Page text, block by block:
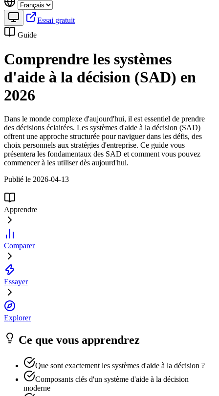
Essai gratuit
Guide
Comprendre les systèmes
d'aide à la décision (SAD) en
2026
Dans le monde complexe d'aujourd'hui, il est essentiel de prendre
des décisions éclairées. Les systèmes d'aide à la décision (SAD)
offrent une approche structurée pour naviguer dans les défis, des
choix personnels aux stratégies d'entreprise. Ce guide vous
présentera les fondamentaux des SAD et comment vous pouvez
commencer à les utiliser dès aujourd'hui.
Publié le 2026-04-13
Apprendre
Comparer
Essayer
Explorer
Ce que vous apprendrez
Que sont exactement les systèmes d'aide à la décision ?
Composants clés d'un système d'aide à la décision
moderne